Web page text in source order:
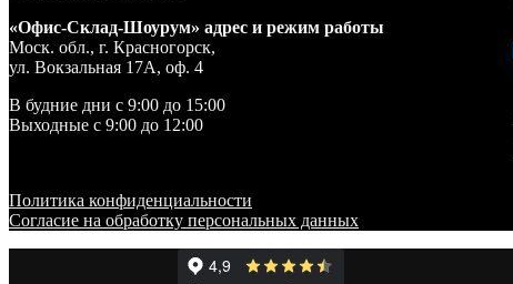
«Офис-Склад-Шоурум» адрес и режим работы
Моск. обл., г. Красногорск,
ул. Вокзальная 17А, оф. 4
В будние дни с 9:00 до 15:00
Выходные с 9:00 до 12:00
Политика конфиденциальности
Согласие на обработку персональных данных